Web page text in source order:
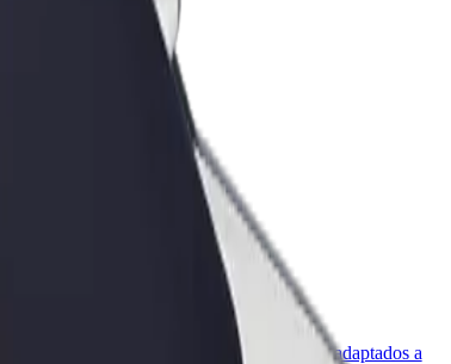
Bolt para empresas
Productos y servicios de Bolt adaptados a